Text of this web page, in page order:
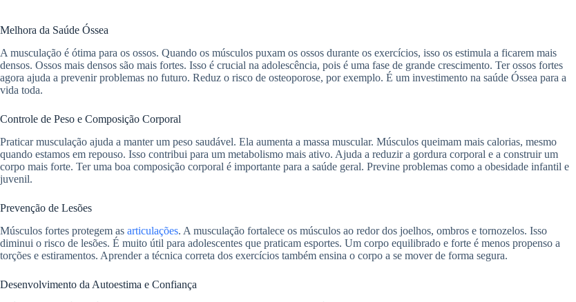
Melhora da Saúde Óssea
A musculação é ótima para os ossos. Quando os músculos puxam os ossos durante os exercícios, isso os estimula a ficarem mais
densos. Ossos mais densos são mais fortes. Isso é crucial na adolescência, pois é uma fase de grande crescimento. Ter ossos fortes
agora ajuda a prevenir problemas no futuro. Reduz o risco de osteoporose, por exemplo. É um investimento na saúde Óssea para a
vida toda.
Controle de Peso e Composição Corporal
Praticar musculação ajuda a manter um peso saudável. Ela aumenta a massa muscular. Músculos queimam mais calorias, mesmo
quando estamos em repouso. Isso contribui para um metabolismo mais ativo. Ajuda a reduzir a gordura corporal e a construir um
corpo mais forte. Ter uma boa composição corporal é importante para a saúde geral. Previne problemas como a obesidade infantil e
juvenil.
Prevenção de Lesões
Músculos fortes protegem as articulações. A musculação fortalece os músculos ao redor dos joelhos, ombros e tornozelos. Isso
diminui o risco de lesões. É muito útil para adolescentes que praticam esportes. Um corpo equilibrado e forte é menos propenso a
torções e estiramentos. Aprender a técnica correta dos exercícios também ensina o corpo a se mover de forma segura.
Desenvolvimento da Autoestima e Confiança